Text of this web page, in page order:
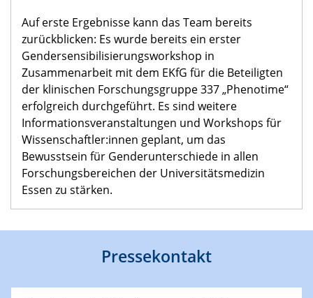
Auf erste Ergebnisse kann das Team bereits
zurückblicken: Es wurde bereits ein erster
Gendersensibilisierungsworkshop in
Zusammenarbeit mit dem EKfG für die Beteiligten
der klinischen Forschungsgruppe 337 „Phenotime“
erfolgreich durchgeführt. Es sind weitere
Informationsveranstaltungen und Workshops für
Wissenschaftler:innen geplant, um das
Bewusstsein für Genderunterschiede in allen
Forschungsbereichen der Universitätsmedizin
Essen zu stärken.
Pressekontakt